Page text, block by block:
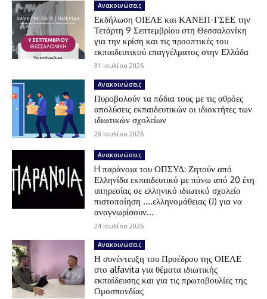
Ανακοινώσεις
Εκδήλωση ΟΙΕΛΕ και ΚΑΝΕΠ-ΓΣΕΕ την
Τετάρτη 9 Σεπτεμβρίου στη Θεσσαλονίκη
για την κρίση και τις προοπτικές του
εκπαιδευτικού επαγγέλματος στην Ελλάδα
31 Ιουλίου 2026
Ανακοινώσεις
Πυροβολούν τα πόδια τους με τις αθρόες
απολύσεις εκπαιδευτικών οι ιδιοκτήτες των
ιδιωτικών σχολείων
28 Ιουλίου 2026
Ανακοινώσεις
H παράνοια του ΟΠΣΥΔ: Ζητούν από
Ελληνίδα εκπαιδευτικό με πάνω από 20 έτη
υπηρεσίας σε ελληνικό ιδιωτικό σχολείο
πιστοποίηση ….ελληνομάθειας (!) για να
αναγνωρίσουν...
24 Ιουλίου 2026
Ανακοινώσεις
Η συνέντευξη του Προέδρου της ΟΙΕΛΕ
στο alfavita για θέματα ιδιωτικής
εκπαίδευσης και για τις πρωτοβουλίες της
Ομοσπονδίας